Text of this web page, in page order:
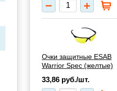
Очки защитные ESAB
Warrior Spec (желтые)
33,86 руб./шт.